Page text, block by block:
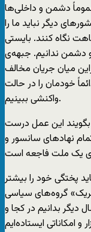
دشمن و داخلی‌ها
دیگر نباید ما را
نگاه کنند. بایستی
و دشمن ندانیم. جبهه‌ی
میان جریان مخالف
خودمان را در حالت
واکنشی ببینیم.
این عمل درست
نهادهای سانسور و
پختگی خود را بیشتر
گروه‌های سیاسی
دیگر بدانیم در کجا و